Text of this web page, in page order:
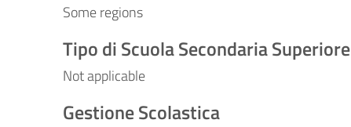
Some regions
Tipo di Scuola Secondaria Superiore
Not applicable
Gestione Scolastica